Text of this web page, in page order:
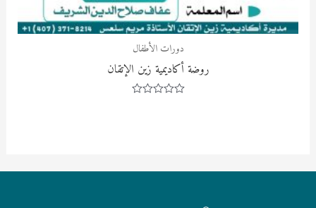
دورات الأطفال
روضة أكاديمية زين الإتقان